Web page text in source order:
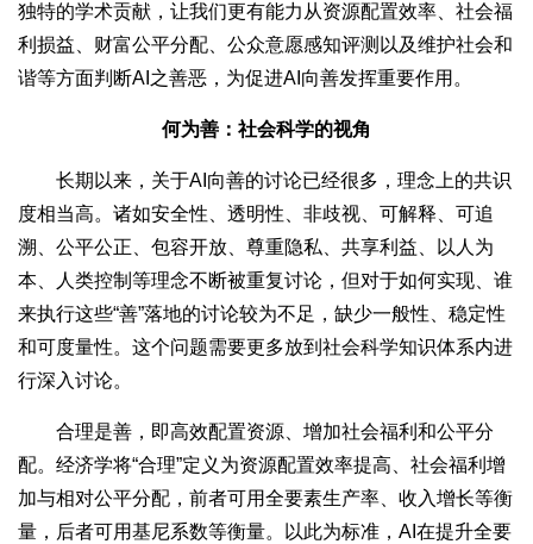
独特的学术贡献，让我们更有能力从资源配置效率、社会福
利损益、财富公平分配、公众意愿感知评测以及维护社会和
谐等方面判断AI之善恶，为促进AI向善发挥重要作用。
何为善：社会科学的视角
长期以来，关于AI向善的讨论已经很多，理念上的共识
度相当高。诸如安全性、透明性、非歧视、可解释、可追
溯、公平公正、包容开放、尊重隐私、共享利益、以人为
本、人类控制等理念不断被重复讨论，但对于如何实现、谁
来执行这些“善”落地的讨论较为不足，缺少一般性、稳定性
和可度量性。这个问题需要更多放到社会科学知识体系内进
行深入讨论。
合理是善，即高效配置资源、增加社会福利和公平分
配。经济学将“合理”定义为资源配置效率提高、社会福利增
加与相对公平分配，前者可用全要素生产率、收入增长等衡
量，后者可用基尼系数等衡量。以此为标准，AI在提升全要